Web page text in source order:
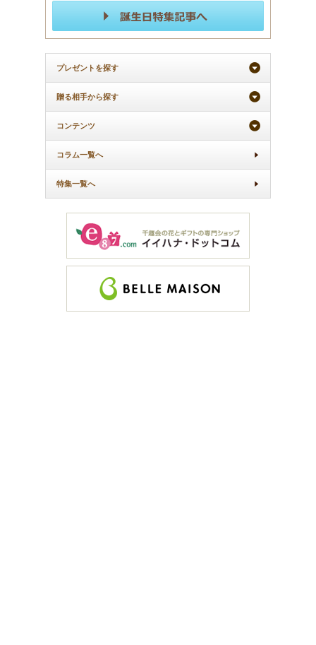
プレゼントを探す
贈る相手から探す
コンテンツ
コラム一覧へ
特集一覧へ